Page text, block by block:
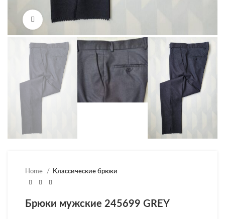
Нажмите, чтобы увеличить
Home Классические брюки
Брюки мужские 245699 GREY